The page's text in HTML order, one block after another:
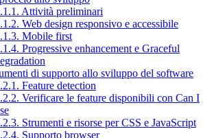
Attività preliminari
Web design responsivo e accessibile
Mobile first
Progressive enhancement e Graceful
di supporto allo sviluppo del software
Feature detection
Verificare le feature disponibili con Can I
Strumenti e risorse per CSS e JavaScript
Supporto browser